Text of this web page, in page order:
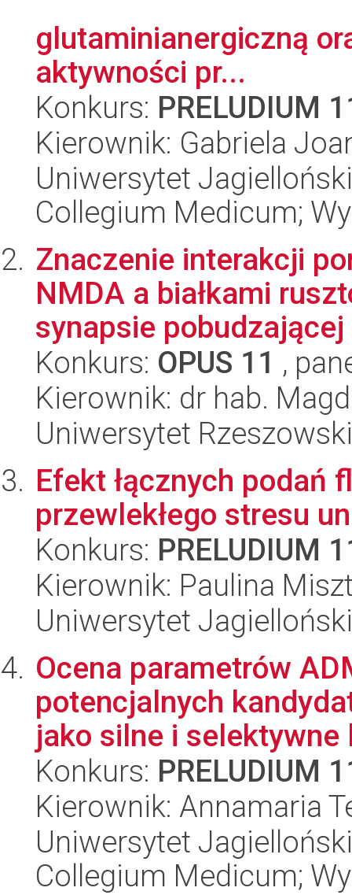
glutaminianergiczną
aktywności pr...
Konkurs: PRELUDIUM
Kierownik: Gabriela
Uniwersytet
Collegium Medicum;
Znaczenie interakcji
NMDA a białkami
synapsie
Konkurs: OPUS 11 ,
Kierownik: dr hab.
Uniwersytet
Efekt łącznych podań
przewlekłego stresu
Konkurs: PRELUDIUM
Kierownik: Paulina
Uniwersytet
Ocena parametrów
potencjalnych
jako silne i selektywne
Konkurs: PRELUDIUM
Kierownik: Annamaria
Uniwersytet
Collegium Medicum;